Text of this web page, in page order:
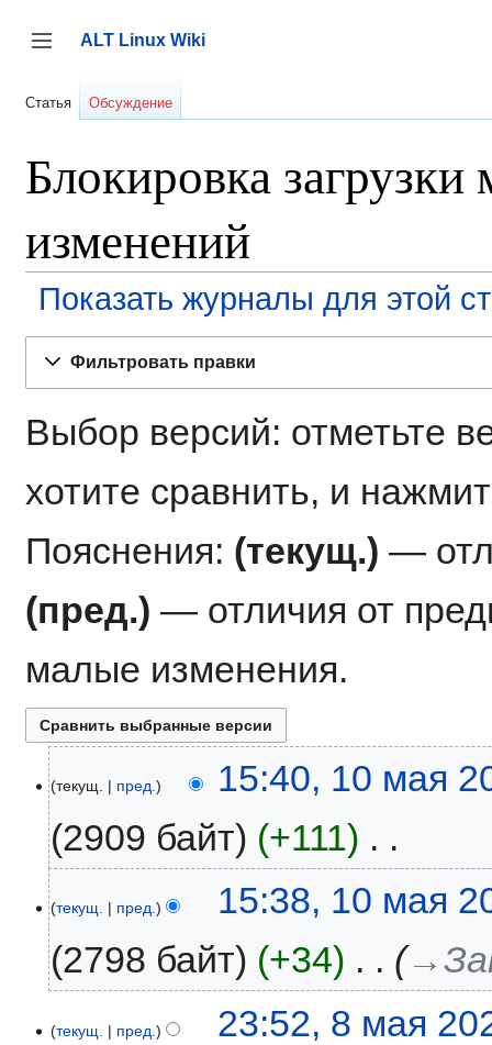
содержанию
Переключить боковую панель
ALT Linux Wiki
Статья Обсуждение
Блокировка
изменений
Показать журналы для этой
Фильтровать правки
Выбор версий: отметьте
хотите сравнить, и
Пояснения: (текущ.) —
(пред.) — отличия от
малые изменения.
мая
2025
текущ. пред.
15:40, 10 мая
2909 байт
+111
е
о
п
с
текущ. пред.
15:38, 10 мая
2798 байт
+34
мая текущ. пред.
23:52, 8 мая